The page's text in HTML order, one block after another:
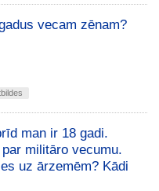
vecam zēnam?
man ir 18 gadi.
militāro vecumu.
uz ārzemēm? Kādi